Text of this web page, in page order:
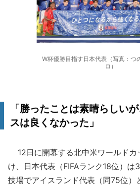
W杯優勝目指す日本代表（写真：つ
ロ）
「勝ったことは素晴らしい
スは良くなかった」
12日に開幕する北中米ワールドカ
け、日本代表（FIFAランク18位）は
技場でアイスランド代表（同75位）